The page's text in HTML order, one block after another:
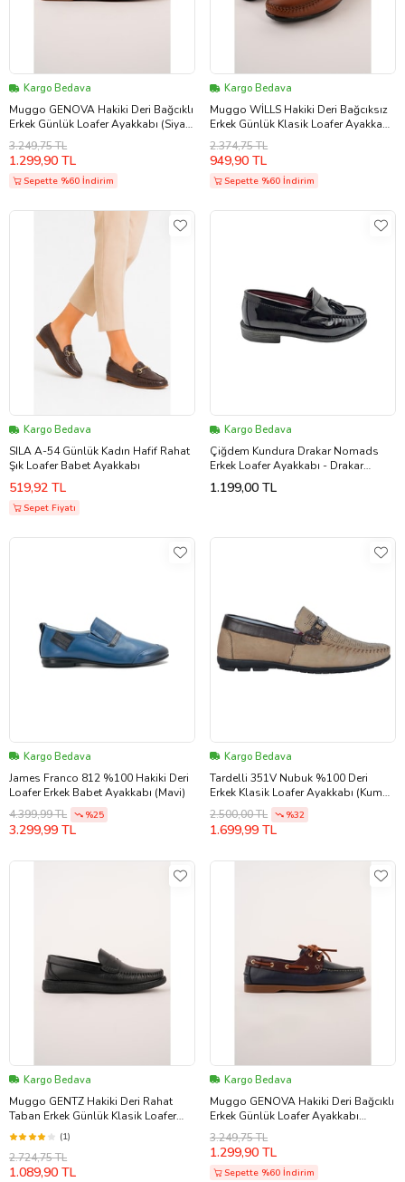
Kargo Bedava
Muggo GENOVA Hakiki Deri Bağcıklı
Erkek Günlük Loafer Ayakkabı (Siyah
Kahve)
3.249,75 TL
1.299,90 TL
Sepette %60 İndirim
Kargo Bedava
Muggo WİLLS Hakiki Deri Bağcıksız
Erkek Günlük Klasik Loafer Ayakkabı
(Taba)
2.374,75 TL
949,90 TL
Sepette %60 İndirim
Kargo Bedava
SILA A-54 Günlük Kadın Hafif Rahat
Şık Loafer Babet Ayakkabı
519,92 TL
Sepet Fiyatı
Kargo Bedava
Çiğdem Kundura Drakar Nomads
Erkek Loafer Ayakkabı - Drakar
Nomads - SİYAH-RUGAN - 44 (Full
Siyah)
1.199,00 TL
Kargo Bedava
James Franco 812 %100 Hakiki Deri
Loafer Erkek Babet Ayakkabı (Mavi)
4.399,99 TL
%25
3.299,99 TL
Kargo Bedava
Tardelli 351V Nubuk %100 Deri
Erkek Klasik Loafer Ayakkabı (Kum
Beji)
2.500,00 TL %32
1.699,99 TL
Kargo Bedava
Muggo GENTZ Hakiki Deri Rahat
Taban Erkek Günlük Klasik Loafer
Ayakkabı (Siyah)
(1)
2.724,75 TL
1.089,90 TL
Kargo Bedava
Muggo GENOVA Hakiki Deri Bağcıklı
Erkek Günlük Loafer Ayakkabı
(Lacivert)
3.249,75 TL
1.299,90 TL
Sepette %60 İndirim